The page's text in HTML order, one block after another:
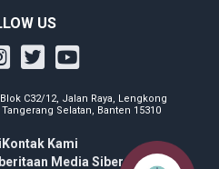
US
C32/12, Jalan Raya, Lengkong
Selatan, Banten 15310
Kontak Kami
Media Siber